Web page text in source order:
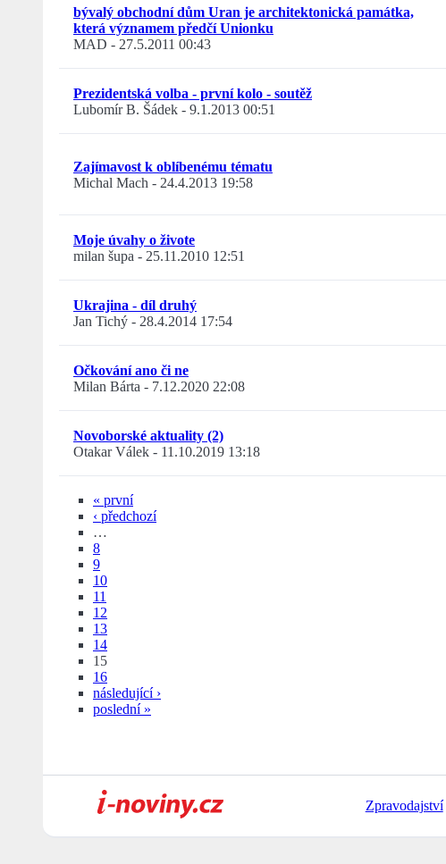
bývalý obchodní dům Uran je architektonická památka,
která významem předčí Unionku
MAD - 27.5.2011 00:43
Prezidentská volba - první kolo - soutěž
Lubomír B. Šádek - 9.1.2013 00:51
Zajímavost k oblíbenému tématu
Michal Mach - 24.4.2013 19:58
Moje úvahy o živote
milan šupa - 25.11.2010 12:51
Ukrajina - díl druhý
Jan Tichý - 28.4.2014 17:54
Očkování ano či ne
Milan Bárta - 7.12.2020 22:08
Novoborské aktuality (2)
Otakar Válek - 11.10.2019 13:18
« první
‹ předchozí
…
8
9
10
11
12
13
14
15
16
následující ›
poslední »
Zpravodajství